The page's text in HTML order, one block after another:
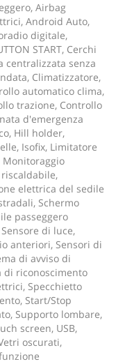
Airbag
Android Auto,
digitale,
START, Cerchi
centralizzata senza
Climatizzatore,
automatico clima,
trazione, Controllo
d'emergenza
Hill holder,
Isofix, Limitatore
Monitoraggio
elettrica del sedile
Schermo
passeggero
di luce,
anteriori, Sensori di
di avviso di
di riconoscimento
Specchietto
Start/Stop
Supporto lombare,
screen, USB,
oscurati,